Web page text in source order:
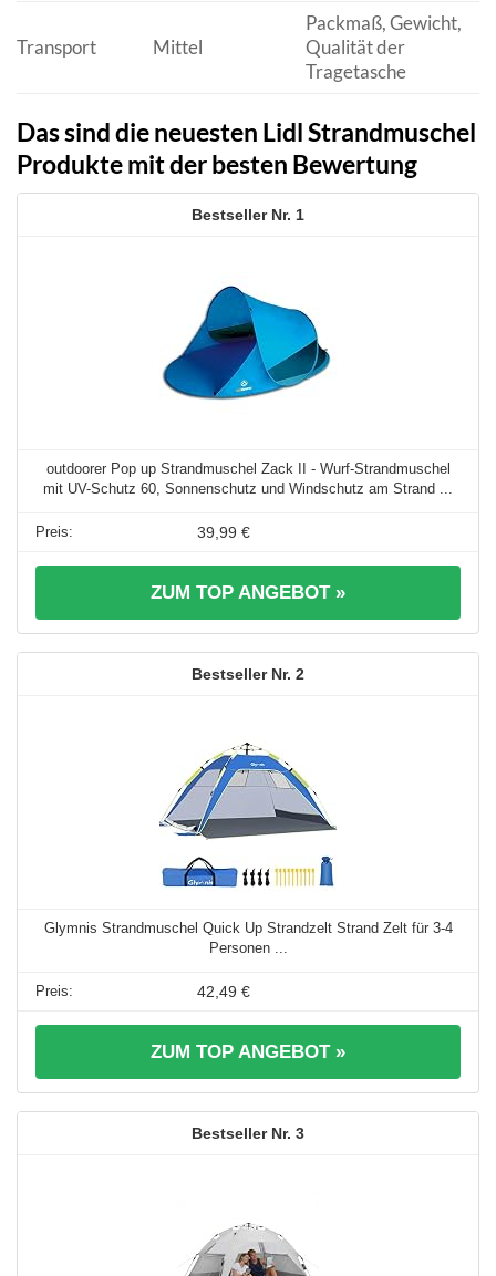
Transport Mittel
Packmaß, Gewicht,
Qualität der
Tragetasche
Das sind die neuesten Lidl Strandmuschel
Produkte mit der besten Bewertung
1
outdoorer Pop up Strandmuschel Zack II - Wurf-Strandmuschel
mit UV-Schutz 60, Sonnenschutz und Windschutz am Strand ...
39,99 €
ZUM TOP ANGEBOT »
2
Glymnis Strandmuschel Quick Up Strandzelt Strand Zelt für 3-4
Personen ...
42,49 €
ZUM TOP ANGEBOT »
3